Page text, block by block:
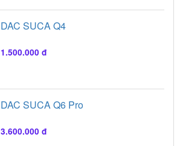
DAC SUCA Q4
1.500.000 đ
DAC SUCA Q6 Pro
3.600.000 đ